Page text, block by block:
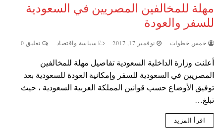
مهلة للمخالفين المصريين في السعودية
للسفر والعودة
خمس خطوات نوفمبر 17, 2017 سياسة واقتصاد تعليق 0
أعلنت وزارة الداخلية السعودية تفاصيل مهلة للمخالفين
المصريين في السعودية للسفر وإمكانية العودة للسعودية بعد
توفيق الأوضاع حسب قوانين المملكة العربية السعودية ، حيث
تبلغ…
اقرأ المزيد